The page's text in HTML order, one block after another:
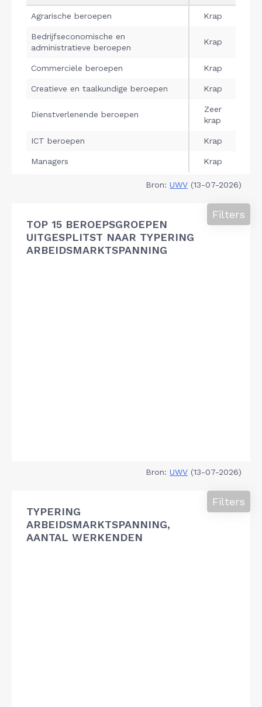
Bron: UWV (13-07-2026)
TOP 15 BEROEPSGROEPEN
UITGESPLITST NAAR TYPERING
ARBEIDSMARKTSPANNING
Filters
Bron: UWV (13-07-2026)
TYPERING
ARBEIDSMARKTSPANNING,
AANTAL WERKENDEN
Filters